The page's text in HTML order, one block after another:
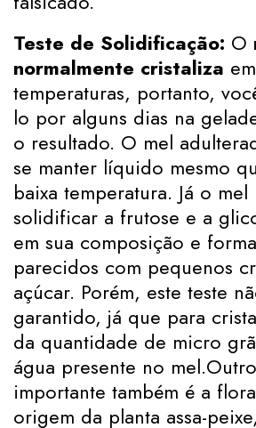
Teste de Solidificação: O
normalmente cristaliza
temperaturas, portanto,
lo por alguns dias na
o resultado. O mel
se manter líquido mesmo
baixa temperatura. Já o
solidificar a frutose e a
em sua composição e
parecidos com pequenos
açúcar. Porém, este teste
garantido, já que para
da quantidade de micro
água presente no
importante também é a
origem da planta assa-